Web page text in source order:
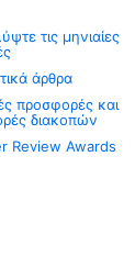
τις μηνιαίες
άρθρα
προσφορές και
διακοπών
Review Awards